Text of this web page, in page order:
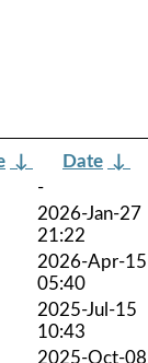
↓ Date ↓
-
2026-Jan-27
21:22
2026-Apr-15
05:40
2025-Jul-15
10:43
2025-Oct-08